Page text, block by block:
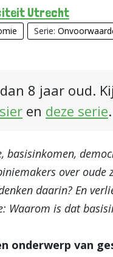
Utrecht
Serie:
8 jaar oud.
en deze serie.
basisinkomen,
over
daarin? En
Waarom is dat
onderwerp van